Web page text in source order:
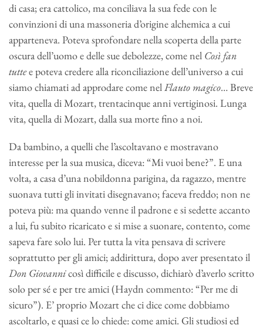
di casa; era cattolico, ma conciliava la sua fede con le
convinzioni di una massoneria d’origine alchemica a cui
apparteneva. Poteva sprofondare nella scoperta della parte
oscura dell’uomo e delle sue debolezze, come nel Così fan
tuttee poteva credere alla riconciliazione dell’universo a cui
siamo chiamati ad approdare come nelFlauto magico… Breve
vita, quella di Mozart, trentacinque anni vertiginosi. Lunga
vita, quella di Mozart, dalla sua morte fino a noi.
Da bambino, a quelli che l’ascoltavano e mostravano
interesse per la sua musica, diceva: “Mi vuoi bene?”. E una
volta, a casa d’una nobildonna parigina, da ragazzo, mentre
suonava tutti gli invitati disegnavano; faceva freddo; non ne
poteva più: ma quando venne il padrone e si sedette accanto
a lui, fu subito ricaricato e si mise a suonare, contento, come
sapeva fare solo lui. Per tutta la vita pensava di scrivere
soprattutto per gli amici; addirittura, dopo aver presentato il
Don Giovannicosì difficile e discusso, dichiarò d’averlo scritto
solo per sé e per tre amici (Haydn commento: “Per me di
sicuro”). E’ proprio Mozart che ci dice come dobbiamo
ascoltarlo, e quasi ce lo chiede: come amici. Gli studiosi ed